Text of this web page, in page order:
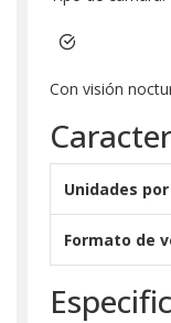
Con visión
Unidades
Formato de